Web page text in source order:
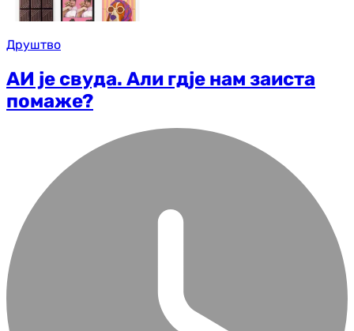
Друштво
АИ је свуда. Али гдје нам заиста
помаже?